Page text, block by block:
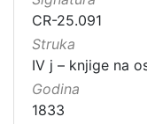
CR-25.091
Struka
IV j – knjige na
Godina
1833